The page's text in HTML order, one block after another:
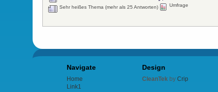
Sehr heißes Thema (mehr als 25 Antworten)
Umfrage
Navigate
Home
Link1
Design
CleanTek byCrip